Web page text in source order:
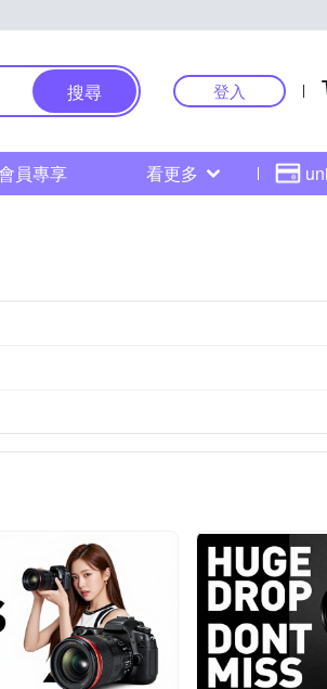
搜尋 登入
員專享 看更多